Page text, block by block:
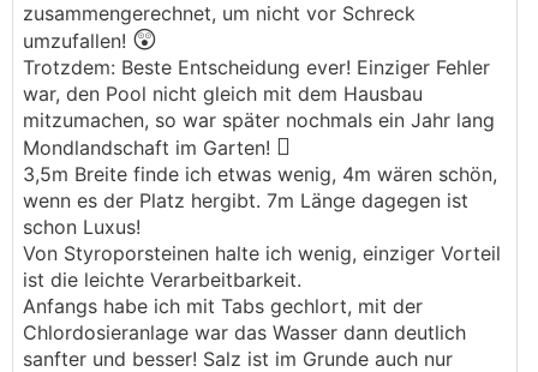
zusammengerechnet, um nicht vor Schreck
umzufallen! 😲
Trotzdem: Beste Entscheidung ever! Einziger Fehler
war, den Pool nicht gleich mit dem Hausbau
mitzumachen, so war später nochmals ein Jahr lang
Mondlandschaft im Garten! 🫩
3,5m Breite finde ich etwas wenig, 4m wären schön,
wenn es der Platz hergibt. 7m Länge dagegen ist
schon Luxus!
Von Styroporsteinen halte ich wenig, einziger Vorteil
ist die leichte Verarbeitbarkeit.
Anfangs habe ich mit Tabs gechlort, mit der
Chlordosieranlage war das Wasser dann deutlich
sanfter und besser! Salz ist im Grunde auch nur